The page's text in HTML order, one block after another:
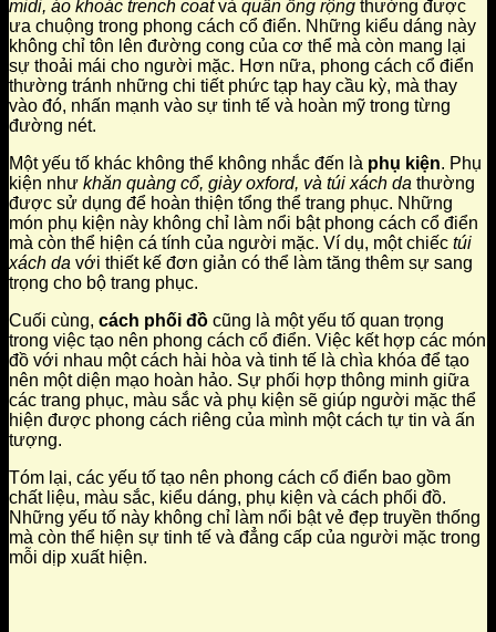
midi, áo khoác trench coatvà quần ống rộng thường được
ưa chuộng trong phong cách cổ điển. Những kiểu dáng này
không chỉ tôn lên đường cong của cơ thể mà còn mang lại
sự thoải mái cho người mặc. Hơn nữa, phong cách cổ điển
thường tránh những chi tiết phức tạp hay cầu kỳ, mà thay
vào đó, nhấn mạnh vào sự tinh tế và hoàn mỹ trong từng
đường nét.
Một yếu tố khác không thể không nhắc đến là phụ kiện. Phụ
kiện như khăn quàng cổ, giày oxford, và túi xách da thường
được sử dụng để hoàn thiện tổng thể trang phục. Những
món phụ kiện này không chỉ làm nổi bật phong cách cổ điển
mà còn thể hiện cá tính của người mặc. Ví dụ, một chiếc túi
xách da với thiết kế đơn giản có thể làm tăng thêm sự sang
trọng cho bộ trang phục.
Cuối cùng, cách phối đồ cũng là một yếu tố quan trọng
trong việc tạo nên phong cách cổ điển. Việc kết hợp các món
đồ với nhau một cách hài hòa và tinh tế là chìa khóa để tạo
nên một diện mạo hoàn hảo. Sự phối hợp thông minh giữa
các trang phục, màu sắc và phụ kiện sẽ giúp người mặc thể
hiện được phong cách riêng của mình một cách tự tin và ấn
tượng.
Tóm lại, các yếu tố tạo nên phong cách cổ điển bao gồm
chất liệu, màu sắc, kiểu dáng, phụ kiện và cách phối đồ.
Những yếu tố này không chỉ làm nổi bật vẻ đẹp truyền thống
mà còn thể hiện sự tinh tế và đẳng cấp của người mặc trong
mỗi dịp xuất hiện.